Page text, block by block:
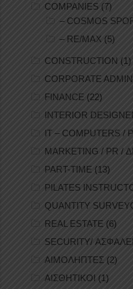
COMPANIES (7)
– COSMOS
– RE/MAX (5)
CONSTRUCTION (1)
CORPORATE
FINANCE (22)
INTERIOR
IT – COMPUTERS /
MARKETING / PR /
PART-TIME (13)
PILATES
QUANTITY
REAL ESTATE (6)
SECURITY/
ΑΙΜΟΛΗΠΤΕΣ (2)
ΑΙΣΘΗΤΙΚΟΙ (1)